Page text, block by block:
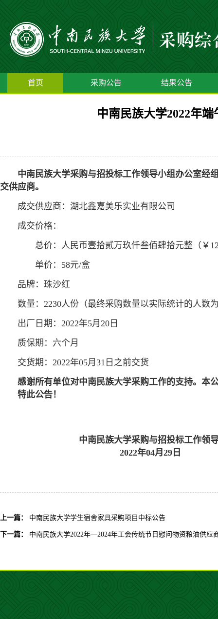
首页 采购公告 结果公告
中南民族大学2022年
中南民族大学采购与招投标工作领导小组办公室经
交供应商。
成交供应商：湖北鑫嘉美乐实业有限公司
成交价格：
总价： 人民币壹拾贰万玖仟叁佰肆拾元整（￥
单价： 58元/盒
品牌：珠沙红
数量： 2230人份（最终采购数量以实际统计的人数
出厂日期： 2022年5月 20 日
质保期：六个月
交货期： 2022年05月31日之前交货
感谢所有单位对中南民族大学采购工作的支持。本
特此公告！
中南民族大学采购与招投标工作领
2022年04月 29 日
上一篇： 中南民族大学学生宿舍家具采购项目中标公告
下一篇： 中南民族大学2022年—2024年工会传统节日慰问物资粮油供应